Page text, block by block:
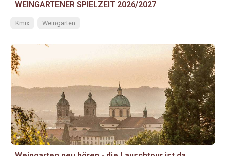
WEINGARTENER SPIELZEIT 2026/2027
Kmix Weingarten